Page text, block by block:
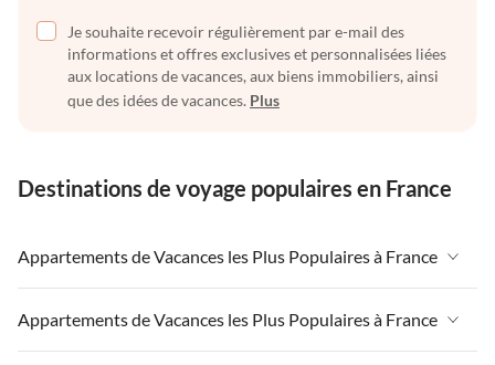
Je souhaite recevoir régulièrement par e-mail des
informations et offres exclusives et personnalisées liées
aux locations de vacances, aux biens immobiliers, ainsi
que des idées de vacances. Plus
Destinations de voyage populaires en France
Appartements de Vacances les Plus Populaires à France
Appartements de Vacances à France
Appartements de Vacances à Paris-Ile de France
Appartements de Vacances les Plus Populaires à France